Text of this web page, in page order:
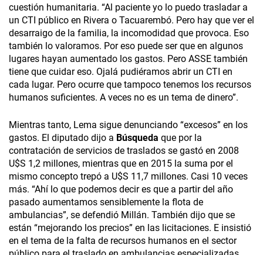
cuestión humanitaria. “Al paciente yo lo puedo trasladar a
un CTI público en Rivera o Tacuarembó. Pero hay que ver el
desarraigo de la familia, la incomodidad que provoca. Eso
también lo valoramos. Por eso puede ser que en algunos
lugares hayan aumentado los gastos. Pero ASSE también
tiene que cuidar eso. Ojalá pudiéramos abrir un CTI en
cada lugar. Pero ocurre que tampoco tenemos los recursos
humanos suficientes. A veces no es un tema de dinero”.
Mientras tanto, Lema sigue denunciando “excesos” en los
gastos. El diputado dijo a Búsqueda que por la
contratación de servicios de traslados se gastó en 2008
U$S 1,2 millones, mientras que en 2015 la suma por el
mismo concepto trepó a U$S 11,7 millones. Casi 10 veces
más. “Ahí lo que podemos decir es que a partir del año
pasado aumentamos sensiblemente la flota de
ambulancias”, se defendió Millán. También dijo que se
están “mejorando los precios” en las licitaciones. E insistió
en el tema de la falta de recursos humanos en el sector